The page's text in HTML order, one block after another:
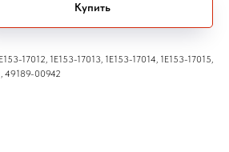
Купить
17012, 1E153-17013, 1E153-17014, 1E153-17015,
49189-00942